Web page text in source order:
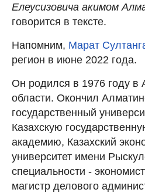
Елеусизовича акимом
говорится в тексте.
Напомним, Марат
регион в июне 2022 года.
Он родился в 1976 году в
области. Окончил
государственный
Казахскую
академию, Казахский
университет имени
специальности -
магистр делового